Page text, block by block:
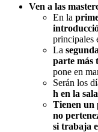
Ven a las
En la
principales
La
parte más
pone en
Serán los
h en la
Tienen un
no
si trabaja